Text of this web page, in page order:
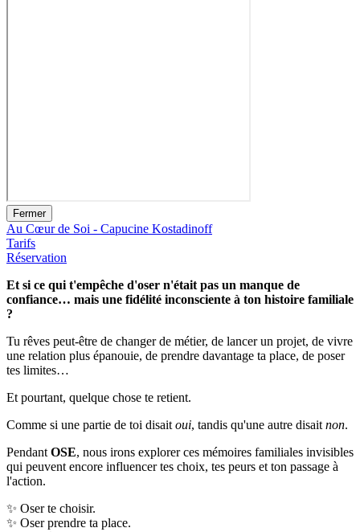
Fermer
Au Cœur de Soi - Capucine Kostadinoff
Tarifs
Réservation
Et si ce qui t'empêche d'oser n'était pas un manque de
confiance… mais une fidélité inconsciente à ton histoire familiale
?
Tu rêves peut-être de changer de métier, de lancer un projet, de vivre
une relation plus épanouie, de prendre davantage ta place, de poser
tes limites…
Et pourtant, quelque chose te retient.
Comme si une partie de toi disait oui, tandis qu'une autre disait non.
Pendant OSE, nous irons explorer ces mémoires familiales invisibles
qui peuvent encore influencer tes choix, tes peurs et ton passage à
l'action.
✨ Oser te choisir.
✨ Oser prendre ta place.